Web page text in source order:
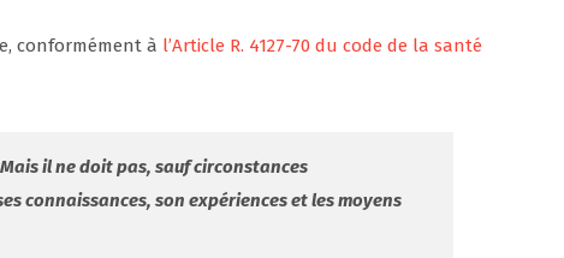
conformément à l’Article R. 4127-70 du code de la santé
il ne doit pas, sauf circonstances
connaissances, son expériences et les moyens